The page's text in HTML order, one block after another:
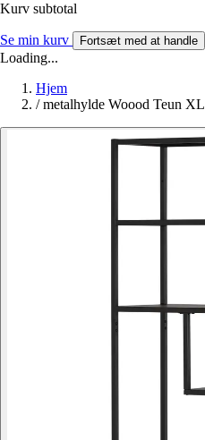
Kurv subtotal
Se min kurv Fortsæt med at handle
Loading...
Hjem
/ metalhylde Woood Teun XL